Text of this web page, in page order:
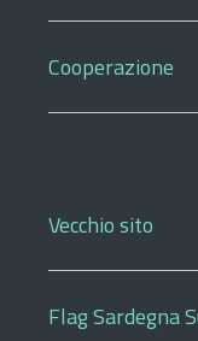
Cooperazione
Vecchio sito
Flag Sardegna